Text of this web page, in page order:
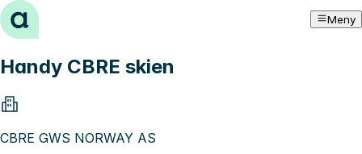
Hopp til innhold Meny
Handy CBRE skien
CBRE GWS NORWAY AS